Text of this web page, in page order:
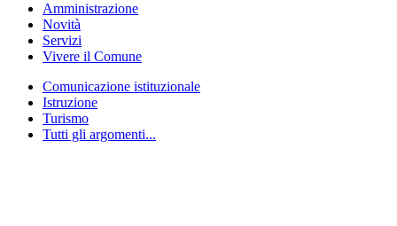
Amministrazione
Novità
Servizi
Vivere il Comune
Comunicazione istituzionale
Istruzione
Turismo
Tutti gli argomenti...